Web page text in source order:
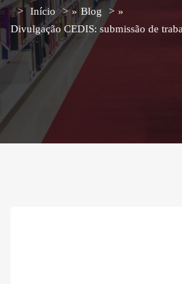
Início » Blog
»
Divulgação CEDIS: submissão de